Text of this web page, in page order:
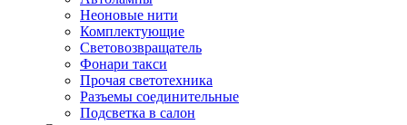
Неоновые нити
Комплектующие
Световозвращатель
Фонари такси
Прочая светотехника
Разъемы соединительные
Подсветка в салон